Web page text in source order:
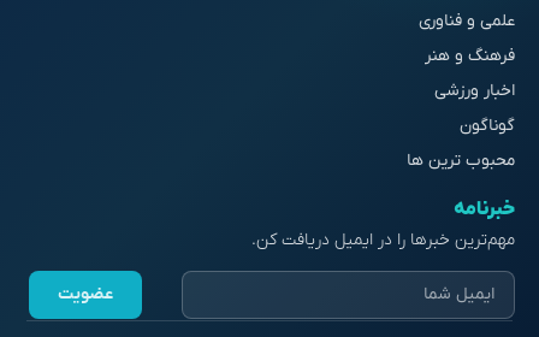
علمی و فناوری
فرهنگ و هنر
اخبار ورزشی
گوناگون
محبوب ترین ها
خبرنامه
مهم‌ترین خبرها را در ایمیل دریافت کن.
عضویت